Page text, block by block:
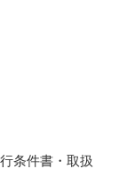
条件書・取扱